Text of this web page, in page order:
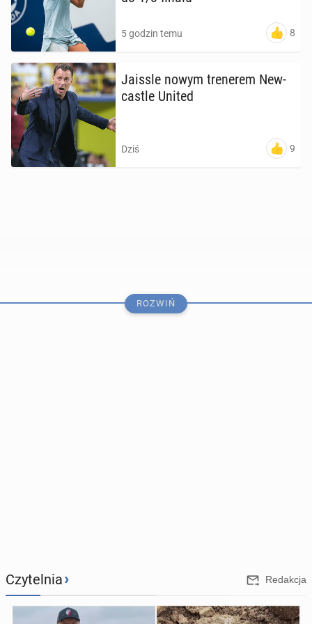
5 godzin temu 8
Jaissle nowym tre­ne­rem New­
ca­stle United
Dziś 9
35
ROZWIŃ
Czytelnia› Redakcja